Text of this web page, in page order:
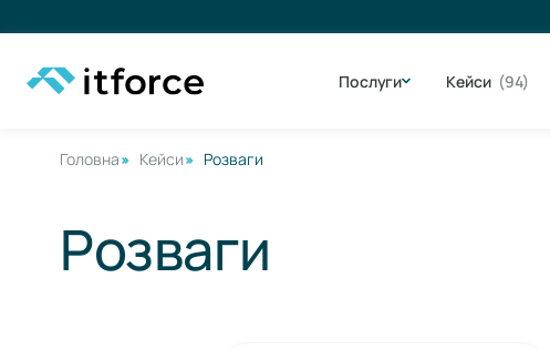
Послуги Кейси (94)
Головна Кейси Розваги
Розваги